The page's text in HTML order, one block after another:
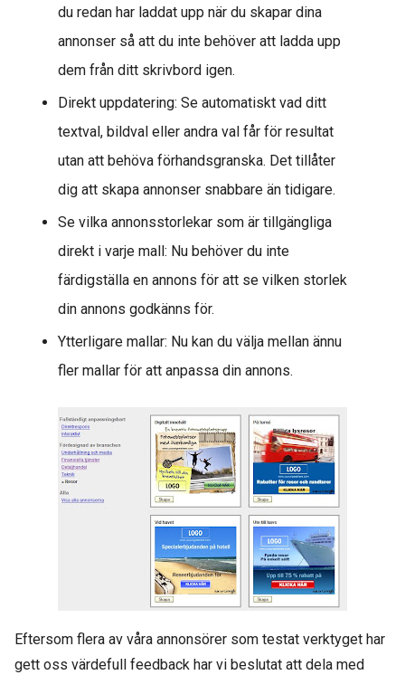
du redan har laddat upp när du skapar dina
annonser så att du inte behöver att ladda upp
dem från ditt skrivbord igen.
Direkt uppdatering: Se automatiskt vad ditt
textval, bildval eller andra val får för resultat
utan att behöva förhandsgranska. Det tillåter
dig att skapa annonser snabbare än tidigare.
Se vilka annonsstorlekar som är tillgängliga
direkt i varje mall: Nu behöver du inte
färdigställa en annons för att se vilken storlek
din annons godkänns för.
Ytterligare mallar: Nu kan du välja mellan ännu
fler mallar för att anpassa din annons.
Eftersom flera av våra annonsörer som testat verktyget har
gett oss värdefull feedback har vi beslutat att dela med